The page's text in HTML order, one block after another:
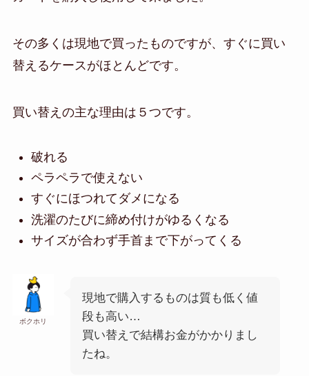
その多くは現地で買ったものですが、すぐに買い
替えるケースがほとんどです。
買い替えの主な理由は５つです。
破れる
ペラペラで使えない
すぐにほつれてダメになる
洗濯のたびに締め付けがゆるくなる
サイズが合わず手首まで下がってくる
ボクホリ
現地で購入するものは質も低く値
段も高い…
買い替えで結構お金がかかりまし
たね。